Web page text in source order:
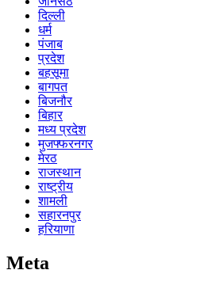
दिल्ली
धर्म
पंजाब
प्रदेश
बहसूमा
बागपत
बिजनौर
बिहार
मध्य प्रदेश
मुजफ्फरनगर
मेरठ
राजस्थान
राष्ट्रीय
शामली
सहारनपुर
हरियाणा
Meta